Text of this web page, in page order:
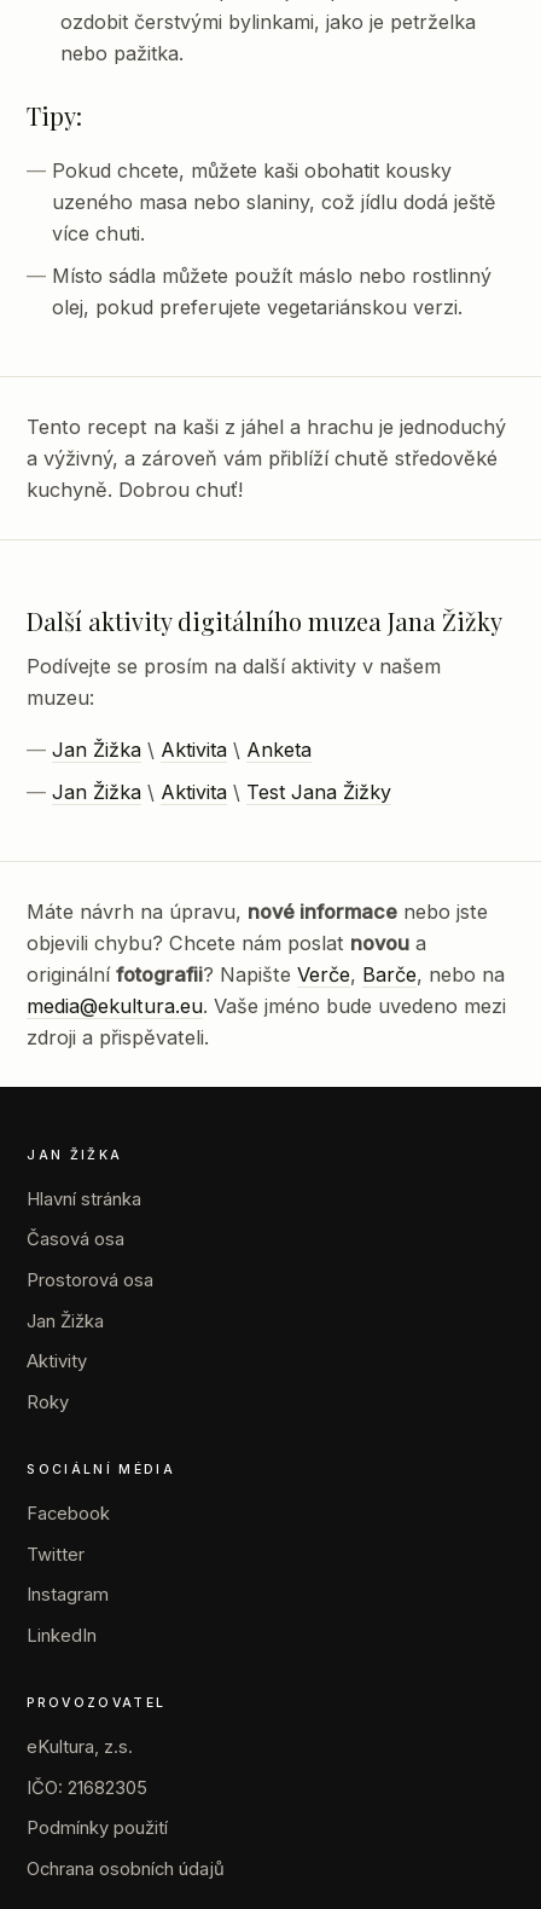
ozdobit čerstvými bylinkami, jako je petrželka
nebo pažitka.
Tipy:
Pokud chcete, můžete kaši obohatit kousky
uzeného masa nebo slaniny, což jídlu dodá ještě
více chuti.
Místo sádla můžete použít máslo nebo rostlinný
olej, pokud preferujete vegetariánskou verzi.
Tento recept na kaši z jáhel a hrachu je jednoduchý
a výživný, a zároveň vám přiblíží chutě středověké
kuchyně. Dobrou chuť!
Další aktivity digitálního muzea Jana Žižky
Podívejte se prosím na další aktivity v našem
muzeu:
Jan Žižka \ Aktivita \ Anketa
Jan Žižka \ Aktivita \ Test Jana Žižky
Máte návrh na úpravu, nové informace nebo jste
objevili chybu? Chcete nám poslat novou a
originálnífotografii? NapišteVerče, Barče, nebo na
media@ekultura.eu. Vaše jméno bude uvedeno mezi
zdroji a přispěvateli.
JAN ŽIŽKA
Hlavní stránka
Časová osa
Prostorová osa
Jan Žižka
Aktivity
Roky
SOCIÁLNÍ MÉDIA
Facebook
Twitter
Instagram
LinkedIn
PROVOZOVATEL
eKultura, z.s.
IČO: 21682305
Podmínky použití
Ochrana osobních údajů